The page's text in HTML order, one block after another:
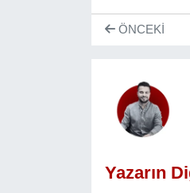
ÖNCEKI
Yazarın